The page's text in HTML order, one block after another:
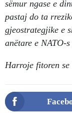
sëmur ngase e
pastaj do ta
gjeostrategjike e
anëtare e NATO-
Harroje fitoren se